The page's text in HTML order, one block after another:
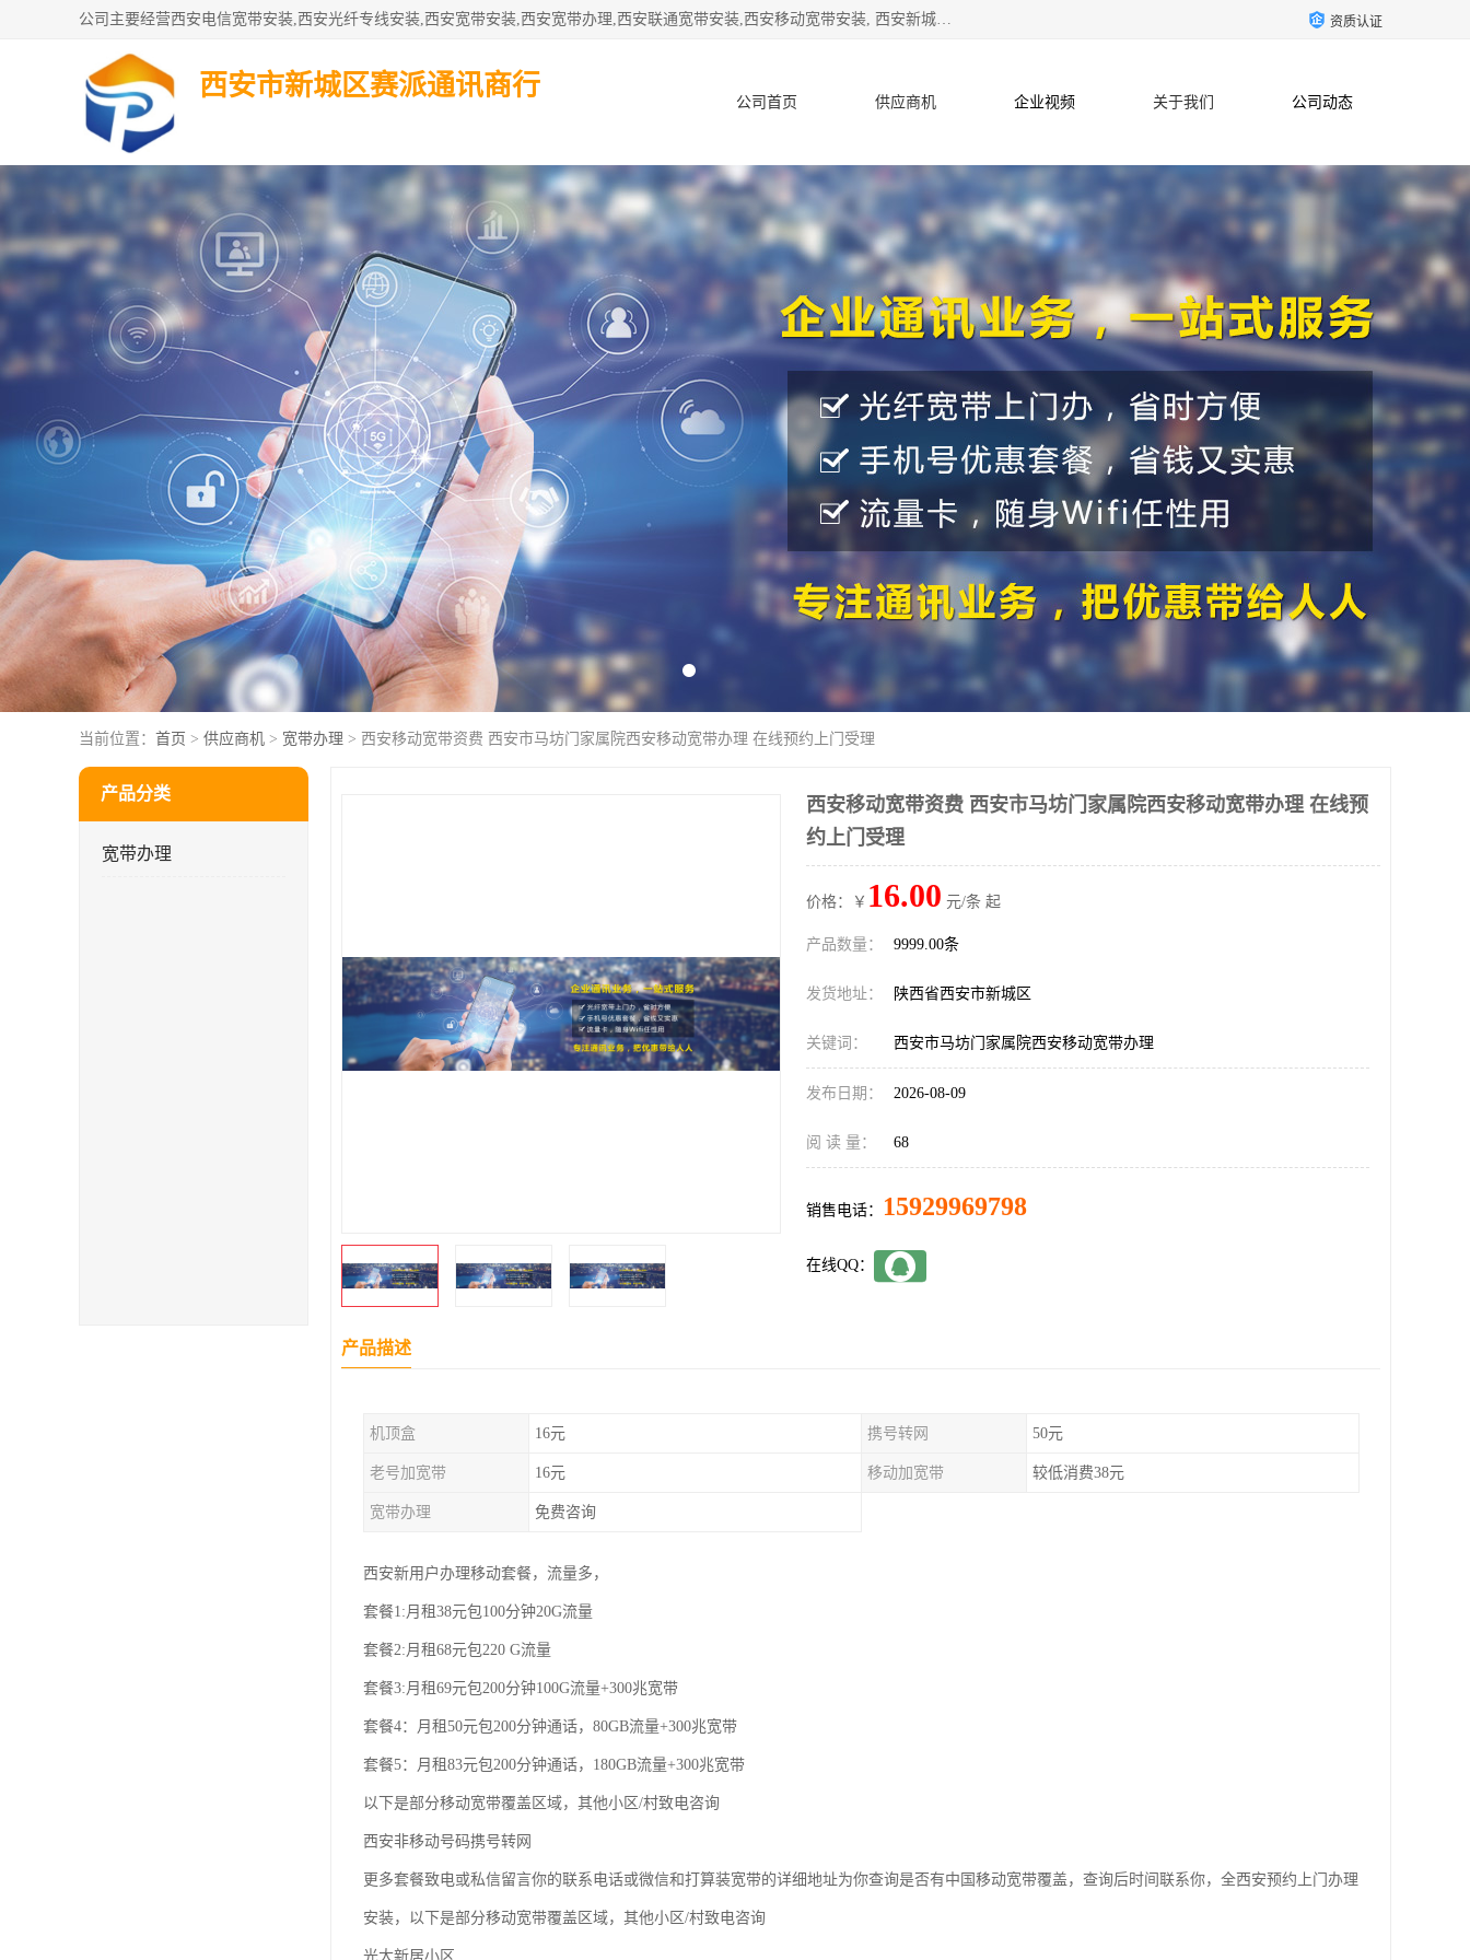
公司主要经营西安电信宽带安装,西安光纤专线安装,西安宽带安装,西安宽带办理,西安联通宽带安装,西安移动宽带安装, 西安新城赛派通讯商行从事西安地区的联通，移动，电信宽带安装，光纤专线安装，宽带办理等业务 资质认证
西安市新城区赛派通讯商行
公司首页 供应商机 企业视频 关于我们 公司动态
产品知识 客户案例 联系方式
当前位置： 首页 > 供应商机 > 宽带办理 > 西安移动宽带资费 西安市马坊门家属院西安移动宽带办理 在线预约上门受理
产品分类
宽带办理
西安移动宽带资费 西安市马坊门家属院西安移动宽带办理 在线预
约上门受理
价格：￥ 16.00 元/条 起
产品数量： 9999.00条
发货地址： 陕西省西安市新城区
关键词： 西安市马坊门家属院西安移动宽带办理
发布日期： 2026-08-09
阅 读 量： 68
销售电话： 15929969798
在线QQ：
产品描述
机顶盒 16元 携号转网 50元
老号加宽带 16元 移动加宽带 较低消费38元
宽带办理 免费咨询
西安新用户办理移动套餐，流量多，
套餐1:月租38元包100分钟20G流量
套餐2:月租68元包220 G流量
套餐3:月租69元包200分钟100G流量+300兆宽带
套餐4：月租50元包200分钟通话，80GB流量+300兆宽带
套餐5：月租83元包200分钟通话，180GB流量+300兆宽带
以下是部分移动宽带覆盖区域，其他小区/村致电咨询
西安非移动号码携号转网
更多套餐致电或私信留言你的联系电话或微信和打算装宽带的详细地址为你查询是否有中国移动宽带覆盖，查询后时间联系你，全西安预约上门办理
安装，以下是部分移动宽带覆盖区域，其他小区/村致电咨询
光大新居小区